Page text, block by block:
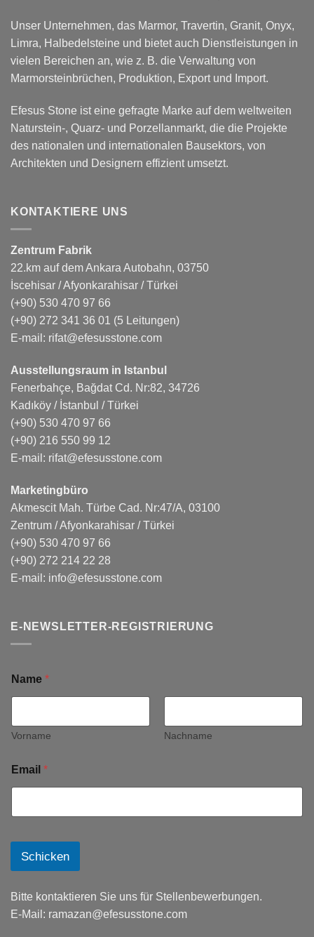
Unser Unternehmen, das Marmor, Travertin, Granit, Onyx,
Limra, Halbedelsteine und bietet auch Dienstleistungen in
vielen Bereichen an, wie z. B. die Verwaltung von
Marmorsteinbrüchen, Produktion, Export und Import.
Efesus Stone ist eine gefragte Marke auf dem weltweiten
Naturstein-, Quarz- und Porzellanmarkt, die die Projekte
des nationalen und internationalen Bausektors, von
Architekten und Designern effizient umsetzt.
KONTAKTIERE UNS
Zentrum Fabrik
22.km auf dem Ankara Autobahn, 03750
İscehisar / Afyonkarahisar / Türkei
(+90) 530 470 97 66
(+90) 272 341 36 01 (5 Leitungen)
E-mail: rifat@efesusstone.com
Ausstellungsraum in Istanbul
Fenerbahçe, Bağdat Cd. Nr:82, 34726
Kadıköy / İstanbul / Türkei
(+90) 530 470 97 66
(+90) 216 550 99 12
E-mail: rifat@efesusstone.com
Marketingbüro
Akmescit Mah. Türbe Cad. Nr:47/A, 03100
Zentrum / Afyonkarahisar / Türkei
(+90) 530 470 97 66
(+90) 272 214 22 28
E-mail: info@efesusstone.com
E-NEWSLETTER-REGISTRIERUNG
Name *
Vorname Nachname
Email *
Schicken
Bitte kontaktieren Sie uns für Stellenbewerbungen.
E-Mail: ramazan@efesusstone.com